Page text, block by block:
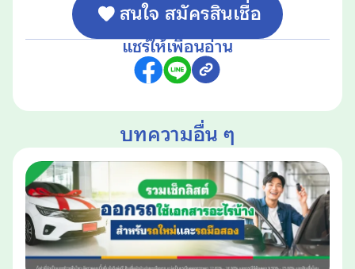
สนใจ สมัครสินเชื่อ
แชร์ให้เพื่อนอ่าน
บทความอื่น ๆ